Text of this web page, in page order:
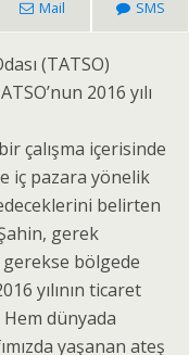
Mail SMS
(TATSO)
2016 yılı
çalışma içerisinde
iç pazara yönelik
belirten
gerek
bölgede
yılının ticaret
Hem dünyada
yaşanan ateş